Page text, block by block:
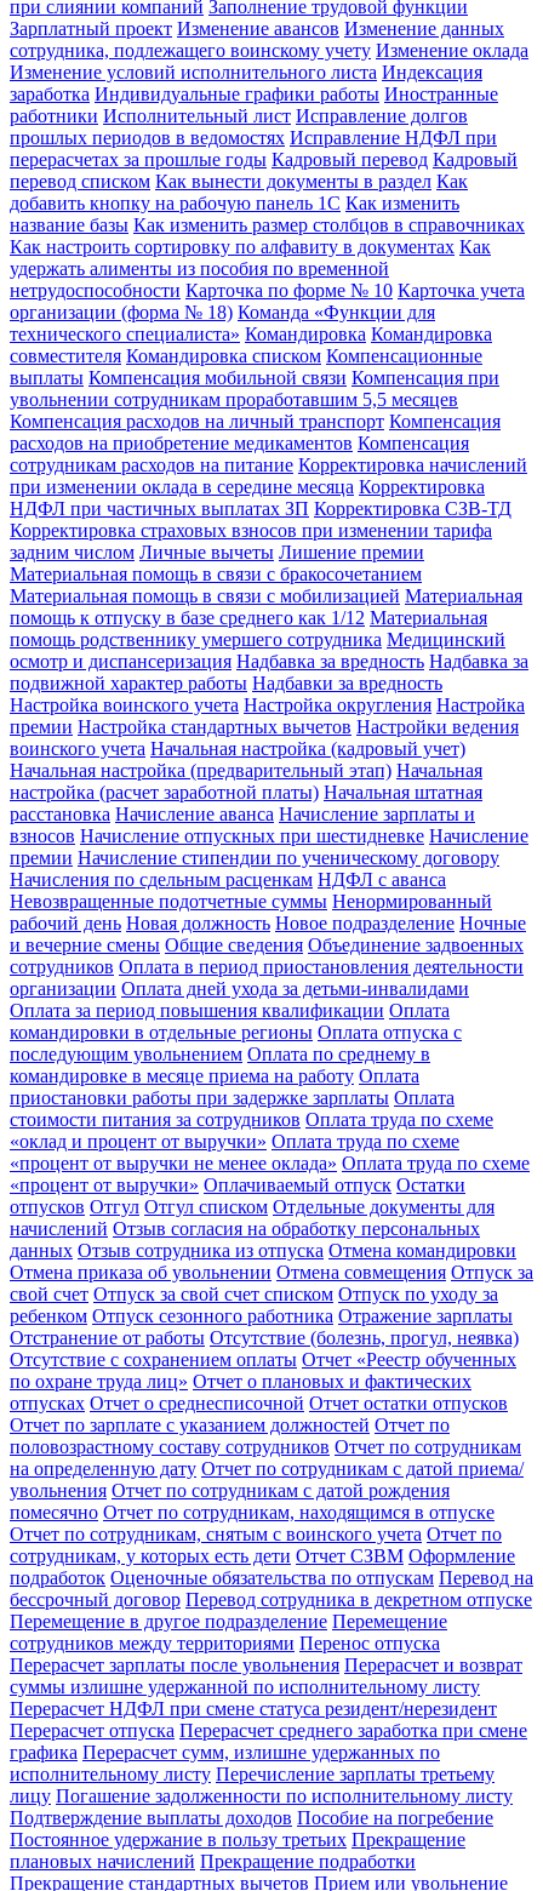
при слиянии компаний Заполнение трудовой функции
Зарплатный проект Изменение авансов Изменение данных
сотрудника, подлежащего воинскому учету Изменение оклада
Изменение условий исполнительного листа Индексация
заработка Индивидуальные графики работы Иностранные
работники Исполнительный лист Исправление долгов
прошлых периодов в ведомостях Исправление НДФЛ при
перерасчетах за прошлые годы Кадровый перевод Кадровый
перевод списком Как вынести документы в раздел Как
добавить кнопку на рабочую панель 1С Как изменить
название базы Как изменить размер столбцов в справочниках
Как настроить сортировку по алфавиту в документах Как
удержать алименты из пособия по временной
нетрудоспособности Карточка по форме № 10 Карточка учета
организации (форма № 18) Команда «Функции для
технического специалиста» Командировка Командировка
совместителя Командировка списком Компенсационные
выплаты Компенсация мобильной связи Компенсация при
увольнении сотрудникам проработавшим 5,5 месяцев
Компенсация расходов на личный транспорт Компенсация
расходов на приобретение медикаментов Компенсация
сотрудникам расходов на питание Корректировка начислений
при изменении оклада в середине месяца Корректировка
НДФЛ при частичных выплатах ЗП Корректировка СЗВ-ТД
Корректировка страховых взносов при изменении тарифа
задним числом Личные вычеты Лишение премии
Материальная помощь в связи с бракосочетанием
Материальная помощь в связи с мобилизацией Материальная
помощь к отпуску в базе среднего как 1/12 Материальная
помощь родственнику умершего сотрудника Медицинский
осмотр и диспансеризация Надбавка за вредность Надбавка за
подвижной характер работы Надбавки за вредность
Настройка воинского учета Настройка округления Настройка
премии Настройка стандартных вычетов Настройки ведения
воинского учета Начальная настройка (кадровый учет)
Начальная настройка (предварительный этап) Начальная
настройка (расчет заработной платы) Начальная штатная
расстановка Начисление аванса Начисление зарплаты и
взносов Начисление отпускных при шестидневке Начисление
премии Начисление стипендии по ученическому договору
Начисления по сдельным расценкам НДФЛ с аванса
Невозвращенные подотчетные суммы Ненормированный
рабочий день Новая должность Новое подразделение Ночные
и вечерние смены Общие сведения Объединение задвоенных
сотрудников Оплата в период приостановления деятельности
организации Оплата дней ухода за детьми-инвалидами
Оплата за период повышения квалификации Оплата
командировки в отдельные регионы Оплата отпуска с
последующим увольнением Оплата по среднему в
командировке в месяце приема на работу Оплата
приостановки работы при задержке зарплаты Оплата
стоимости питания за сотрудников Оплата труда по схеме
«оклад и процент от выручки» Оплата труда по схеме
«процент от выручки не менее оклада» Оплата труда по схеме
«процент от выручки» Оплачиваемый отпуск Остатки
отпусков Отгул Отгул списком Отдельные документы для
начислений Отзыв согласия на обработку персональных
данных Отзыв сотрудника из отпуска Отмена командировки
Отмена приказа об увольнении Отмена совмещения Отпуск за
свой счет Отпуск за свой счет списком Отпуск по уходу за
ребенком Отпуск сезонного работника Отражение зарплаты
Отстранение от работы Отсутствие (болезнь, прогул, неявка)
Отсутствие с сохранением оплаты Отчет «Реестр обученных
по охране труда лиц» Отчет о плановых и фактических
отпусках Отчет о среднесписочной Отчет остатки отпусков
Отчет по зарплате с указанием должностей Отчет по
половозрастному составу сотрудников Отчет по сотрудникам
на определенную дату Отчет по сотрудникам с датой приема/
увольнения Отчет по сотрудникам с датой рождения
помесячно Отчет по сотрудникам, находящимся в отпуске
Отчет по сотрудникам, снятым с воинского учета Отчет по
сотрудникам, у которых есть дети Отчет СЗВМ Оформление
подработок Оценочные обязательства по отпускам Перевод на
бессрочный договор Перевод сотрудника в декретном отпуске
Перемещение в другое подразделение Перемещение
сотрудников между территориями Перенос отпуска
Перерасчет зарплаты после увольнения Перерасчет и возврат
суммы излишне удержанной по исполнительному листу
Перерасчет НДФЛ при смене статуса резидент/нерезидент
Перерасчет отпуска Перерасчет среднего заработка при смене
графика Перерасчет сумм, излишне удержанных по
исполнительному листу Перечисление зарплаты третьему
лицу Погашение задолженности по исполнительному листу
Подтверждение выплаты доходов Пособие на погребение
Постоянное удержание в пользу третьих Прекращение
плановых начислений Прекращение подработки
Прекращение стандартных вычетов Прием или увольнение